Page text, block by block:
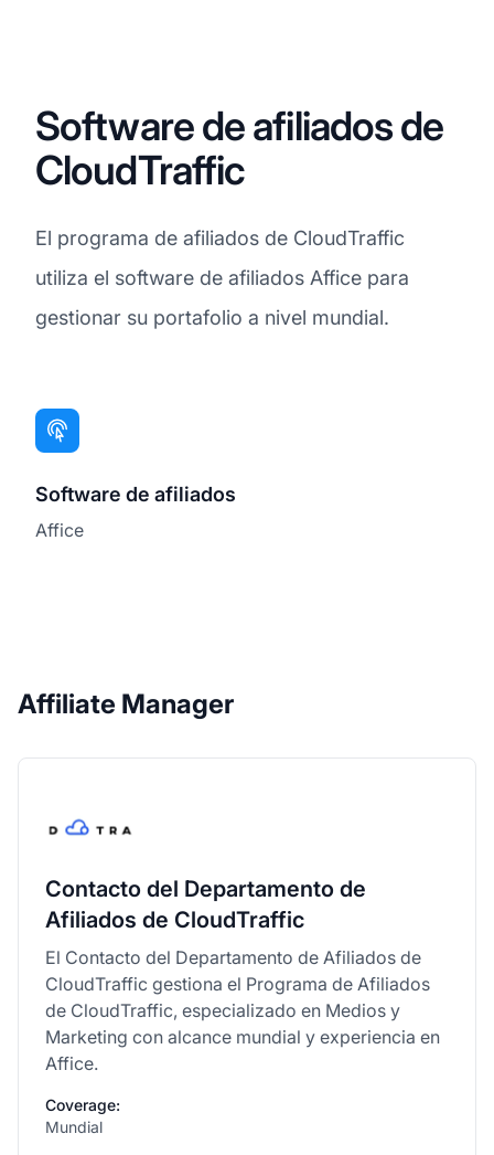
Software de afiliados de
CloudTraffic
El programa de afiliados de CloudTraffic
utiliza el software de afiliados Affice para
gestionar su portafolio a nivel mundial.
Software de afiliados
Affice
Affiliate Manager
Contacto del Departamento de
Afiliados de CloudTraffic
El Contacto del Departamento de Afiliados de
CloudTraffic gestiona el Programa de Afiliados
de CloudTraffic, especializado en Medios y
Marketing con alcance mundial y experiencia en
Affice.
Coverage:
Mundial